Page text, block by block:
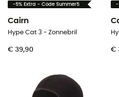
-5% Extra - Code Summer5
Cairn
Hype Cat 3 - Zonnebril
€ 39,90
-
€